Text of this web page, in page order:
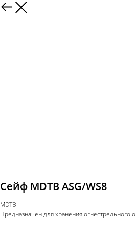
Сейф MDTB ASG/WS8
MDTB
Предназначен для хранения огнестрельного